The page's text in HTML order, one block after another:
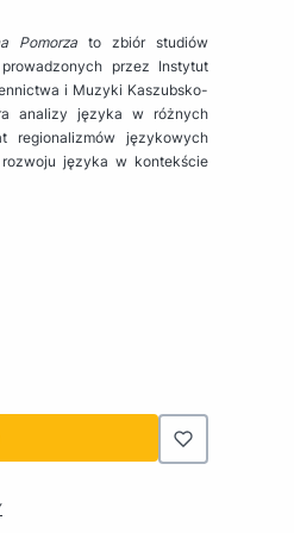
Pomorzato zbiór studiów
przez Instytut
i Muzyki Kaszubsko-
analizy języka w różnych
regionalizmów językowych
języka w kontekście